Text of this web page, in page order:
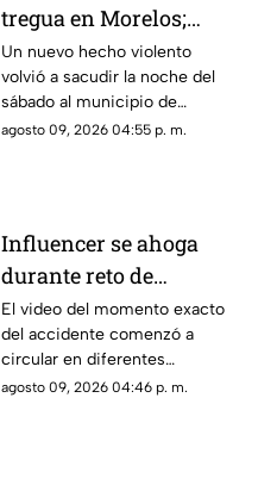
tregua en Morelos;
ejecutan a un hombre
en Jiutepec
Un nuevo hecho violento
volvió a sacudir la noche del
sábado al municipio de
Jiutepec.
agosto 09, 2026 04:55 p. m.
Influencer se ahoga
durante reto de
transmisión en vivo;
esto se sabe del caso
(+VIDEO)
El video del momento exacto
del accidente comenzó a
circular en diferentes
plataformas digitales.
agosto 09, 2026 04:46 p. m.